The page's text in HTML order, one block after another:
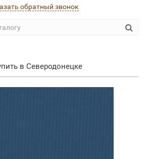
обратный звонок
в Северодонецке